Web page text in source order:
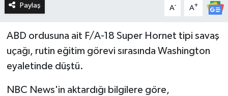
Paylaş A- A+
ABD ordusuna ait F/A-18 Super Hornet tipi savaş
uçağı, rutin eğitim görevi sırasında Washington
eyaletinde düştü.
NBC News'in aktardığı bilgilere göre,